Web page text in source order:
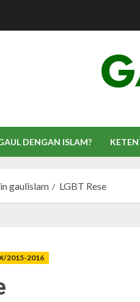
DENGAN ISLAM?
gaulislam LGBT Rese
2015-2016